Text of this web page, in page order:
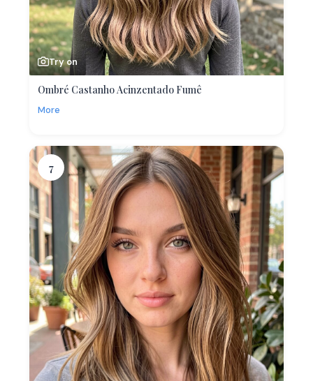
Try on
Ombré Castanho Acinzentado Fumê
More
7